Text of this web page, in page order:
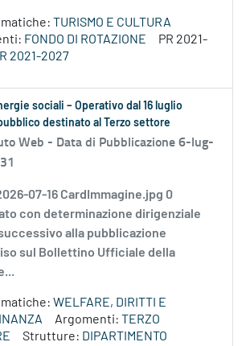
TURISMO E CULTURA
FONDO DI ROTAZIONE
PR 2021-
2021-2027
sociali – Operativo dal 16 luglio
pubblico destinato al Terzo settore
Web - Data di Pubblicazione 6-lug-
07-16 CardImmagine.jpg 0
con determinazione dirigenziale
alla pubblicazione
sul Bollettino Ufficiale della
WELFARE, DIRITTI E
Argomenti: TERZO
Strutture: DIPARTIMENTO